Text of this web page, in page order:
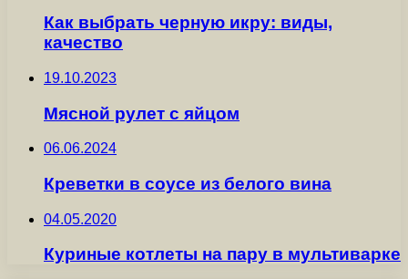
Как выбрать черную икру: виды,
качество
19.10.2023
Мясной рулет с яйцом
06.06.2024
Креветки в соусе из белого вина
04.05.2020
Куриные котлеты на пару в мультиварке